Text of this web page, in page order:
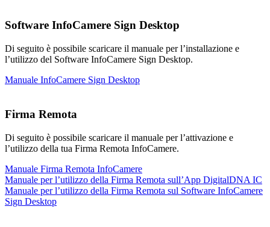
Software InfoCamere Sign Desktop
Di seguito è possibile scaricare il manuale per l’installazione e
l’utilizzo del Software InfoCamere Sign Desktop.
Manuale InfoCamere Sign Desktop
Firma Remota
Di seguito è possibile scaricare il manuale per l’attivazione e
l’utilizzo della tua Firma Remota InfoCamere.
Manuale Firma Remota InfoCamere
Manuale per l’utilizzo della Firma Remota sull’App DigitalDNA IC
Manuale per l’utilizzo della Firma Remota sul Software InfoCamere
Sign Desktop